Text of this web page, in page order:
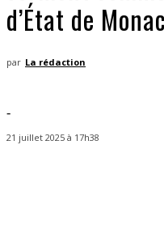
d’État de
par La rédaction
-
21 juillet 2025 à 17h38